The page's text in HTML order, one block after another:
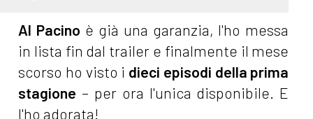
Al Pacino è già una garanzia, l'ho messa
in lista fin dal trailer e finalmente il mese
scorso ho visto i dieci episodi della prima
stagione – per ora l'unica disponibile. E
l'ho adorata!